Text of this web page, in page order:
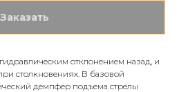
Заказать
отклонением назад, и
столкновениях. В базовой
демпфер подъема стрелы